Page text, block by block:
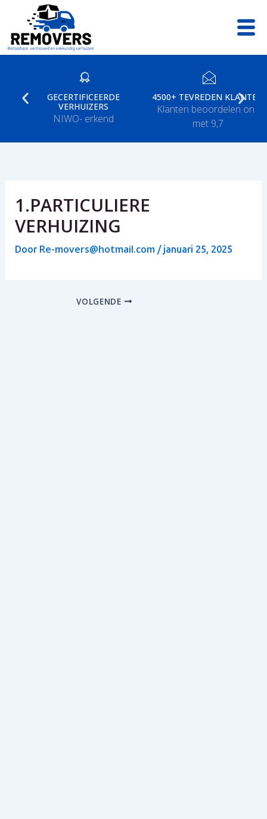
inhoud
GECERTIFICEERDE
VERHUIZERS
NIWO- erkend
4500+ TEVREDEN KLANTEN
Klanten beoordelen ons
met 9,7
1.PARTICULIERE
VERHUIZING
Door Re-movers@hotmail.com / januari 25, 2025
VOLGENDE